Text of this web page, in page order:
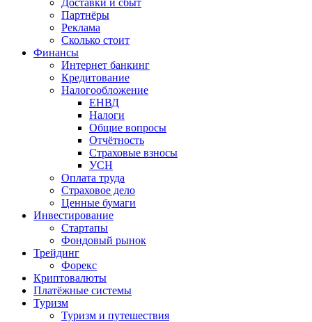
Доставки и сбыт
Партнёры
Реклама
Сколько стоит
Финансы
Интернет банкинг
Кредитование
Налогообложение
ЕНВД
Налоги
Общие вопросы
Отчётность
Страховые взносы
УСН
Оплата труда
Страховое дело
Ценные бумаги
Инвестирование
Стартапы
Фондовый рынок
Трейдинг
Форекс
Криптовалюты
Платёжные системы
Туризм
Туризм и путешествия